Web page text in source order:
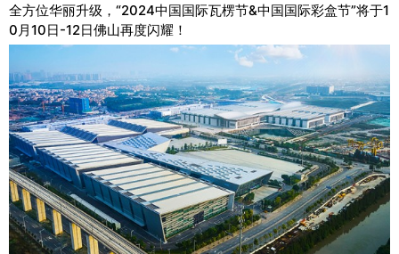
全方位华丽升级，“2024中国国际瓦楞节&中国国际彩盒节”将于1
0月10日-12日佛山再度闪耀！